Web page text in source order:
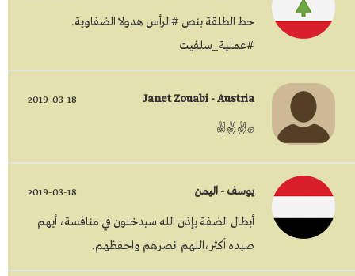
حط الطلقة بنص #الرأس هدولا الضفاوية.
#عملية_سلفيت
Janet Zouabi - Austria
2019-03-18
✊✌✌✌
يوسف - اليمن 2019-03-18
أبطال الضفة بإذن الله سيدخلون في منافسة، أيهم
صيده أكثر،اللهم انصرهم واحفظهم.